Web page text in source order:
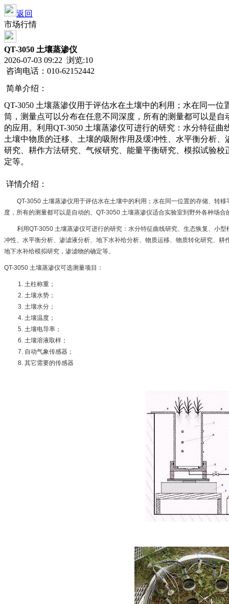
返回
市场行情
QT-3050 土壤蒸渗仪
2026-07-03 09:22 浏览:10
咨询电话：010-62152442
简单介绍：
QT-3050 土壤蒸渗仪用于评估水在土壤中的利用；水在同一
筒，测量点可以分布在任意不同深度，所有的测量都可以是
的应用。利用QT-3050 土壤蒸渗仪可进行的研究：水分特征
土壤中物质的迁移、土壤的吸附作用及缓冲性、水平衡分析
研究、耕作方法研究、气候研究、能量平衡研究、模拟试验
定等。
详情介绍：
QT-3050 土壤蒸渗仪用于评估水在土壤中的利用；水在同一位置的存储、转
度，所有的测量都可以是自动的。QT-3050 土壤蒸渗仪适合实验室到野外各种场合
利用QT-3050 土壤蒸渗仪可进行的研究：水分特征曲线研究、生态恢复、小
冲性、水平衡分析、渗滤液分析、地下水补给分析、物质运移、物质转化研究、
地下水补给模拟研究，渗滤物的确定等。
QT-3050 土壤蒸渗仪可选测量项目：
土柱称重；
土壤水势；
土壤水分；
土壤温度；
土壤电导率；
土壤溶液取样；
自动气象传感器；
其它需要的传感器